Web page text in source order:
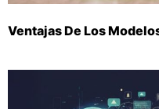
Ventajas De Los